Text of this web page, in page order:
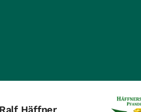
Häffner